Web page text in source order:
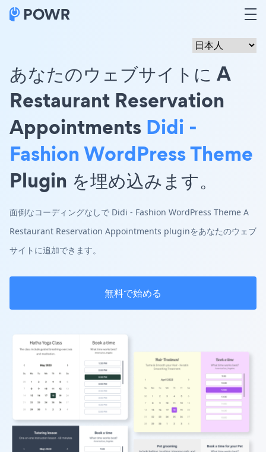
あなたのウェブサイトに A
Restaurant Reservation
Appointments Didi -
Fashion WordPress Theme
Plugin を埋め込みます。
面倒なコーディングなしで Didi - Fashion WordPress Theme A
Restaurant Reservation Appointments pluginをあなたのウェブ
サイトに追加できます。
無料で始める